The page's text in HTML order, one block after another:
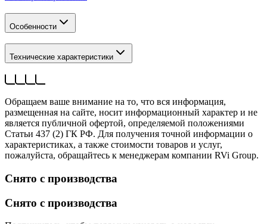
Особенности
Технические характеристики
Обращаем ваше внимание на то, что вся информация,
размещенная на сайте, носит информационный характер и не
является публичной офертой, определяемой положениями
Статьи 437 (2) ГК РФ. Для получения точной информации о
характеристиках, а также стоимости товаров и услуг,
пожалуйста, обращайтесь к менеджерам компании RVi Group.
Снято с производства
Снято с производства